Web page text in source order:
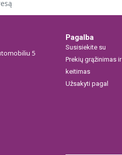
5
Pagalba
Susisiekite su
Prekių grąžinimas ir
keitimas
Užsakyti pagal